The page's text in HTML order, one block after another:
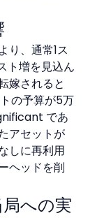
り、通常1ス
ト増を見込ん
嫁されると
の予算が5万
であ
アセットが
しに再利用
ヘッドを削
への実